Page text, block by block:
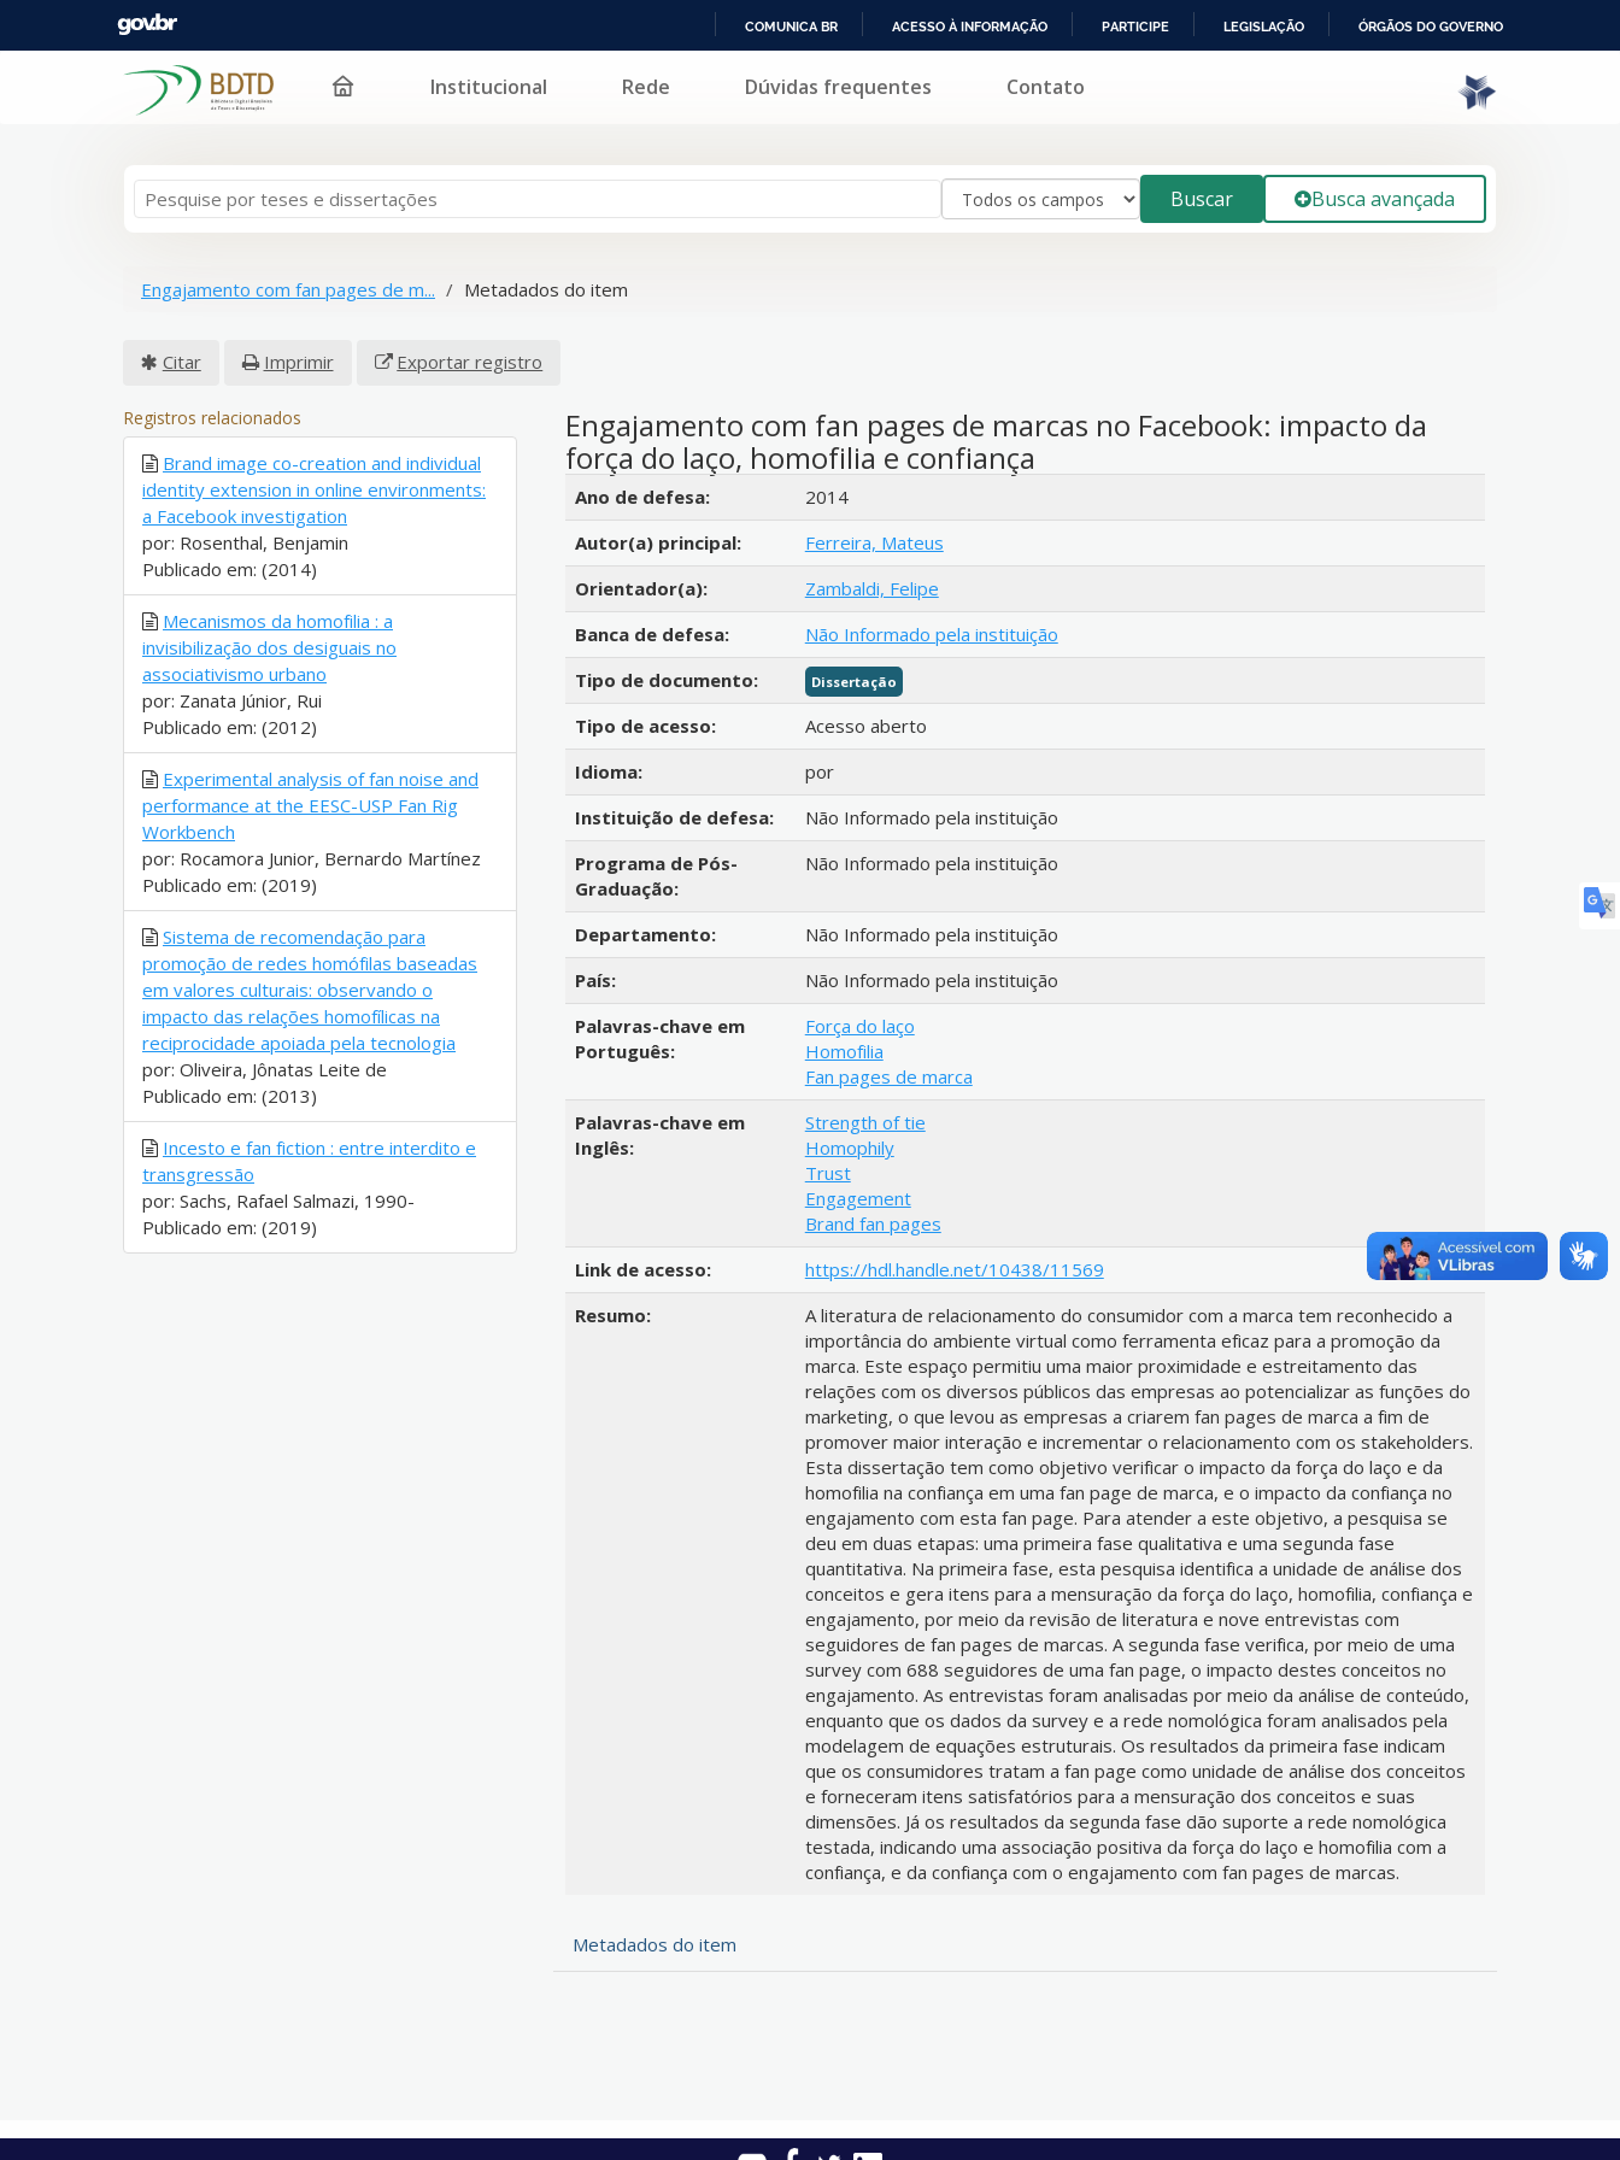
PARA
COMUNICA BR ACESSO À INFORMAÇÃO PARTICIPE LEGISLAÇÃO ÓRGÃOS DO GOVERNO
Pular para o conteúdo Institucional Rede Dúvidas frequentes Contato
Buscar Busca avançada
Engajamento com fan pages de m... Metadados do item
Citar Imprimir Exportar registro
Engajamento com fan pages de marcas no Facebook: impacto da
força do laço, homofilia e confiança
Detalhes bibliográficos
Ano de defesa:
2014
Autor(a) principal:
Ferreira, Mateus
Orientador(a):
Zambaldi, Felipe
Banca de defesa:
Não Informado pela instituição
Tipo de documento:
Dissertação
Tipo de acesso:
Acesso aberto
Idioma:
por
Instituição de defesa:
Não Informado pela instituição
Programa de Pós-
Graduação:
Não Informado pela instituição
Departamento:
Não Informado pela instituição
País:
Não Informado pela instituição
Palavras-chave em
Português:
Força do laço
Homofilia
Fan pages de marca
Palavras-chave em
Inglês:
Strength of tie
Homophily
Trust
Engagement
Brand fan pages
Link de acesso:
https://hdl.handle.net/10438/11569
Resumo:
A literatura de relacionamento do consumidor com a marca tem reconhecido a
importância do ambiente virtual como ferramenta eficaz para a promoção da
marca. Este espaço permitiu uma maior proximidade e estreitamento das
relações com os diversos públicos das empresas ao potencializar as funções do
marketing, o que levou as empresas a criarem fan pages de marca a fim de
promover maior interação e incrementar o relacionamento com os stakeholders.
Esta dissertação tem como objetivo verificar o impacto da força do laço e da
homofilia na confiança em uma fan page de marca, e o impacto da confiança no
engajamento com esta fan page. Para atender a este objetivo, a pesquisa se
deu em duas etapas: uma primeira fase qualitativa e uma segunda fase
quantitativa. Na primeira fase, esta pesquisa identifica a unidade de análise dos
conceitos e gera itens para a mensuração da força do laço, homofilia, confiança e
engajamento, por meio da revisão de literatura e nove entrevistas com
seguidores de fan pages de marcas. A segunda fase verifica, por meio de uma
survey com 688 seguidores de uma fan page, o impacto destes conceitos no
engajamento. As entrevistas foram analisadas por meio da análise de conteúdo,
enquanto que os dados da survey e a rede nomológica foram analisados pela
modelagem de equações estruturais. Os resultados da primeira fase indicam
que os consumidores tratam a fan page como unidade de análise dos conceitos
e forneceram itens satisfatórios para a mensuração dos conceitos e suas
dimensões. Já os resultados da segunda fase dão suporte a rede nomológica
testada, indicando uma associação positiva da força do laço e homofilia com a
confiança, e da confiança com o engajamento com fan pages de marcas.
Metadados do item
Registros relacionados
Brand image co-creation and individual
identity extension in online environments:
a Facebook investigation
por: Rosenthal, Benjamin
Publicado em: (2014)
Mecanismos da homofilia : a
invisibilização dos desiguais no
associativismo urbano
por: Zanata Júnior, Rui
Publicado em: (2012)
Experimental analysis of fan noise and
performance at the EESC-USP Fan Rig
Workbench
por: Rocamora Junior, Bernardo Martínez
Publicado em: (2019)
Sistema de recomendação para
promoção de redes homófilas baseadas
em valores culturais: observando o
impacto das relações homofílicas na
reciprocidade apoiada pela tecnologia
por: Oliveira, Jônatas Leite de
Publicado em: (2013)
Incesto e fan fiction : entre interdito e
transgressão
por: Sachs, Rafael Salmazi, 1990-
Publicado em: (2019)